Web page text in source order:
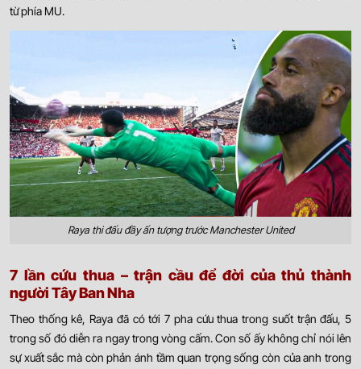
từ phía MU.
Raya thi đấu đầy ấn tượng trước Manchester United
7 lần cứu thua – trận cầu để đời của thủ thành
người Tây Ban Nha
Theo thống kê, Raya đã có tới 7 pha cứu thua trong suốt trận đấu, 5
trong số đó diễn ra ngay trong vòng cấm. Con số ấy không chỉ nói lên
sự xuất sắc mà còn phản ánh tầm quan trọng sống còn của anh trong